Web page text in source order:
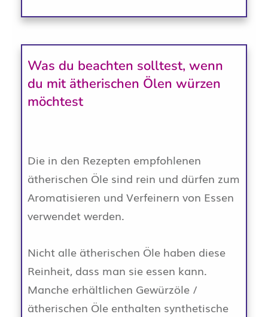
Was du beachten solltest, wenn
du mit ätherischen Ölen würzen
möchtest
Die in den Rezepten empfohlenen
ätherischen Öle sind rein und dürfen zum
Aromatisieren und Verfeinern von Essen
verwendet werden.
Nicht alle ätherischen Öle haben diese
Reinheit, dass man sie essen kann.
Manche erhältlichen Gewürzöle /
ätherischen Öle enthalten synthetische